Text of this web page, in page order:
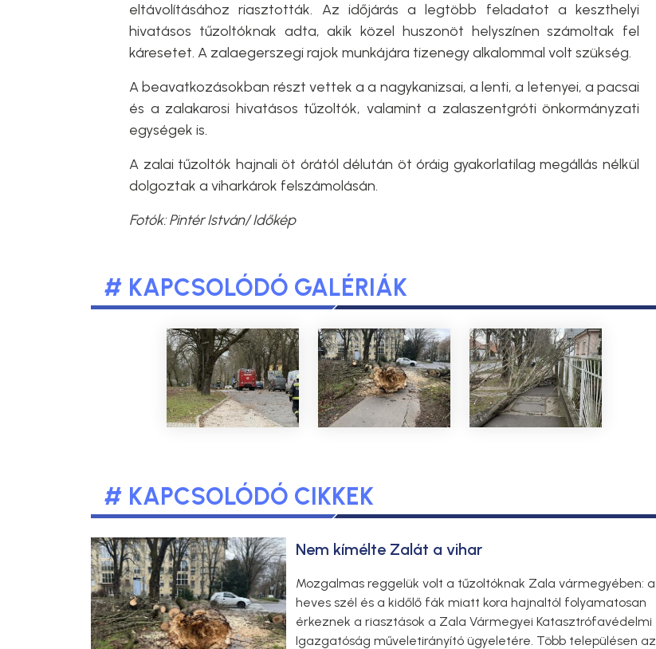
eltávolításához riasztották. Az időjárás a legtöbb feladatot a keszthelyi
hivatásos tűzoltóknak adta, akik közel huszonöt helyszínen számoltak fel
káresetet. A zalaegerszegi rajok munkájára tizenegy alkalommal volt szükség.
A beavatkozásokban részt vettek a a nagykanizsai, a lenti, a letenyei, a pacsai
és a zalakarosi hivatásos tűzoltók, valamint a zalaszentgróti önkormányzati
egységek is.
A zalai tűzoltók hajnali öt órától délután öt óráig gyakorlatilag megállás nélkül
dolgoztak a viharkárok felszámolásán.
Fotók: Pintér István/ Időkép
# KAPCSOLÓDÓ GALÉRIÁK
# KAPCSOLÓDÓ CIKKEK
Nem kímélte Zalát a vihar
Mozgalmas reggelük volt a tűzoltóknak Zala vármegyében: a
heves szél és a kidőlő fák miatt kora hajnaltól folyamatosan
érkeznek a riasztások a Zala Vármegyei Katasztrófavédelmi
Igazgatóság műveletirányító ügyeletére. Több településen az